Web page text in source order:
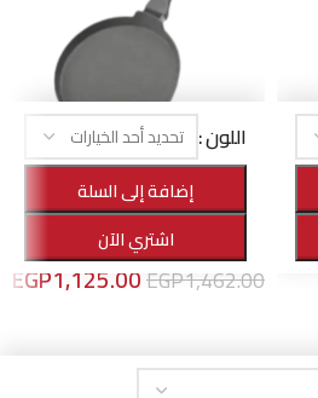
مقلاية كريب
الأهرام هوم,أواني الطهي
EGP1,462.00
EGP1,125.00
اللون
إضافة إلى السلة
اشتري الآن
AL AHRAM COOKWARE© 2026 POWERED BY